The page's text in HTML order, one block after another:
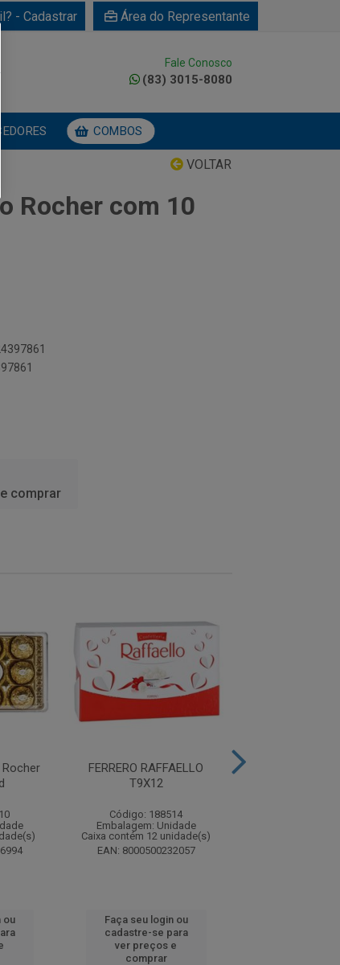
- Cadastrar Área do Representante
Fale Conosco
(83) 3015-8080
COMBOS
VOLTAR
Rocher com 10
comprar
ou
FERRERO RAFFAELLO
T9X12
Código: 188514
Embalagem: Unidade
Caixa contém 12 unidade(s)
EAN: 8000500232057
Faça seu login ou
cadastre-se para
ver preços e
comprar